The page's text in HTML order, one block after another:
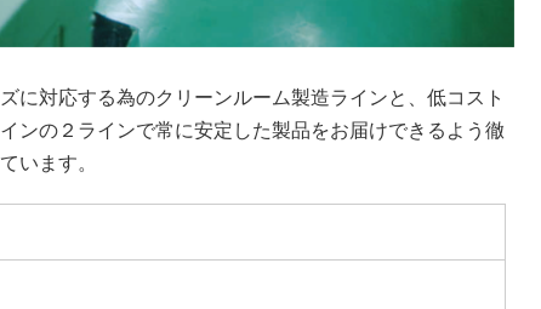
に対応する為のクリーンルーム製造ラインと、低コスト
ンの２ラインで常に安定した製品をお届けできるよう徹
います。